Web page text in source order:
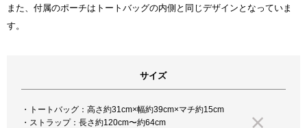
また、付属のポーチはトートバッグの内側と同じデザインとなっていま
す。
サイズ
・トートバッグ：高さ約31cm×幅約39cm×マチ約15cm
・ストラップ：長さ約120cm〜約64cm